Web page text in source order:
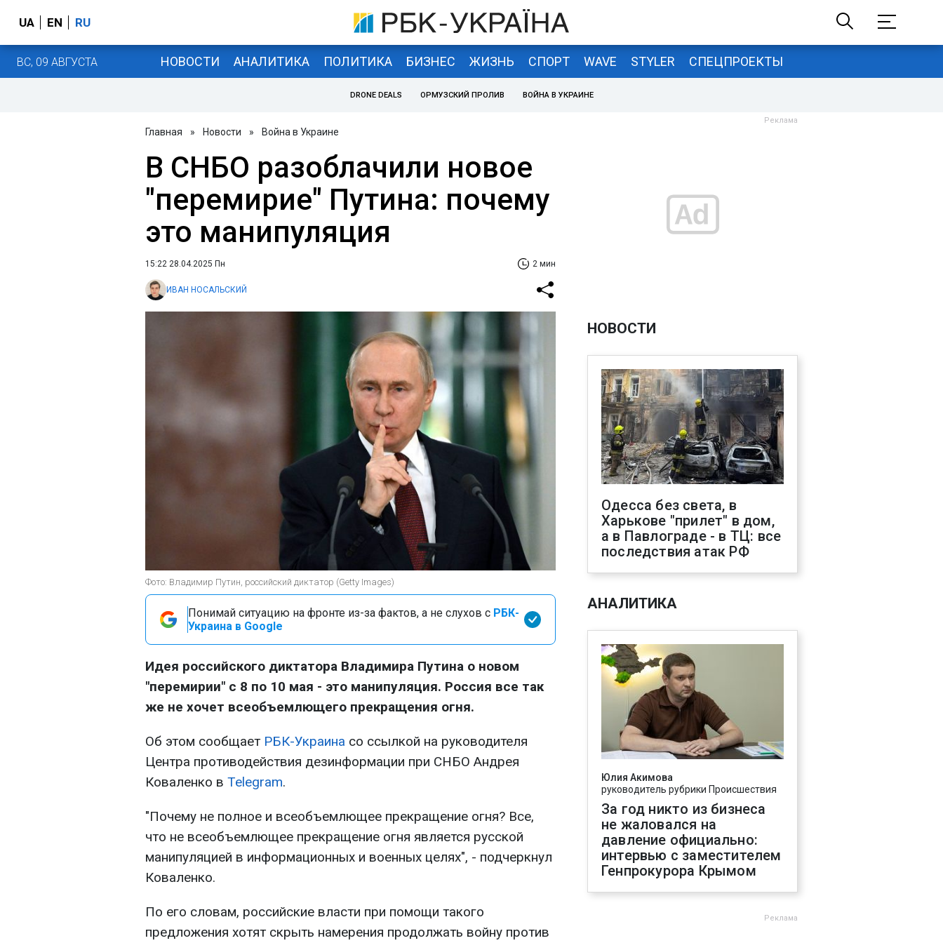
UA EN RU
ВС, 09 АВГУСТА НОВОСТИ АНАЛИТИКА ПОЛИТИКА БИЗНЕС ЖИЗНЬ СПОРТ WAVE STYLER СПЕЦПРОЕКТЫ
DRONE DEALS ОРМУЗСКИЙ ПРОЛИВ ВОЙНА В УКРАИНЕ
Главная » Новости » Война в Украине
В СНБО разоблачили новое
"перемирие" Путина: почему
это манипуляция
15:22 28.04.2025 Пн 2 мин
ИВАН НОСАЛЬСКИЙ
Фото: Владимир Путин, российский диктатор (Getty Images)
Понимай ситуацию на фронте из-за фактов, а не слухов с РБК-
Украина в Google
Идея российского диктатора Владимира Путина о новом
"перемирии" с 8 по 10 мая - это манипуляция. Россия все так
же не хочет всеобъемлющего прекращения огня.
Об этом сообщает РБК-Украина со ссылкой на руководителя
Центра противодействия дезинформации при СНБО Андрея
Коваленко в Telegram.
"Почему не полное и всеобъемлющее прекращение огня? Все,
что не всеобъемлющее прекращение огня является русской
манипуляцией в информационных и военных целях", - подчеркнул
Коваленко.
По его словам, российские власти при помощи такого
предложения хотят скрыть намерения продолжать войну против
НОВОСТИ
Одесса без света, в
Харькове "прилет" в дом,
а в Павлограде - в ТЦ: все
последствия атак РФ
АНАЛИТИКА
Юлия Акимова
руководитель рубрики Происшествия
За год никто из бизнеса
не жаловался на
давление официально:
интервью с заместителем
Генпрокурора Крымом